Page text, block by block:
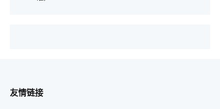
友情链接